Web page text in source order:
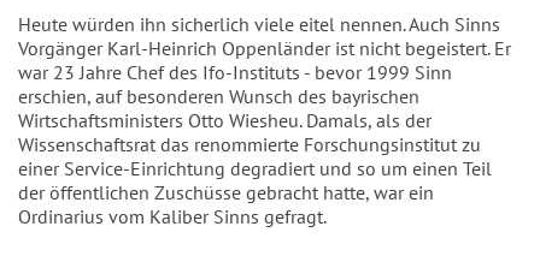
Heute würden ihn sicherlich viele eitel nennen. Auch Sinns
Vorgänger Karl-Heinrich Oppenländer ist nicht begeistert. Er
war 23 Jahre Chef des Ifo-Instituts - bevor 1999 Sinn
erschien, auf besonderen Wunsch des bayrischen
Wirtschaftsministers Otto Wiesheu. Damals, als der
Wissenschaftsrat das renommierte Forschungsinstitut zu
einer Service-Einrichtung degradiert und so um einen Teil
der öffentlichen Zuschüsse gebracht hatte, war ein
Ordinarius vom Kaliber Sinns gefragt.